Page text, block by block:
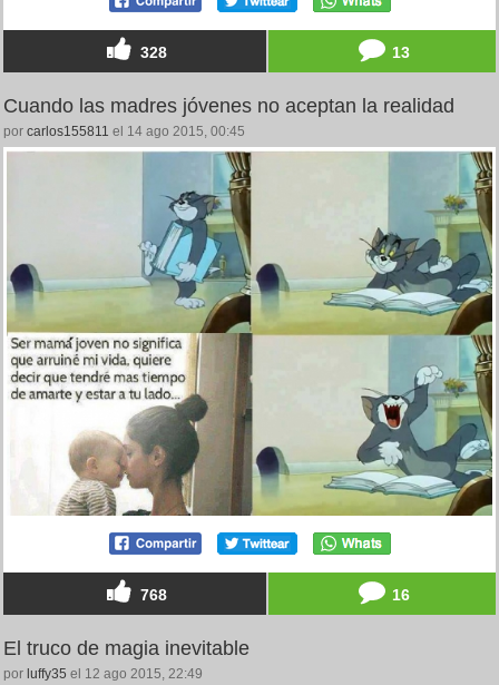
328 13
Cuando las madres jóvenes no aceptan la realidad
por carlos155811 el 14 ago 2015, 00:45
768 16
El truco de magia inevitable
por luffy35 el 12 ago 2015, 22:49